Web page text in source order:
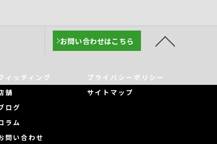
お問い合わせはこちら
ィッティング
舗
ログ
ラム
問い合わせ
プライバシーポリシー
サイトマップ